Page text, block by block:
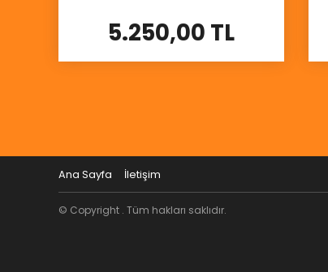
5.250,00 TL
İncele
Ana Sayfa İletişim
© Copyright . Tüm hakları saklıdır.